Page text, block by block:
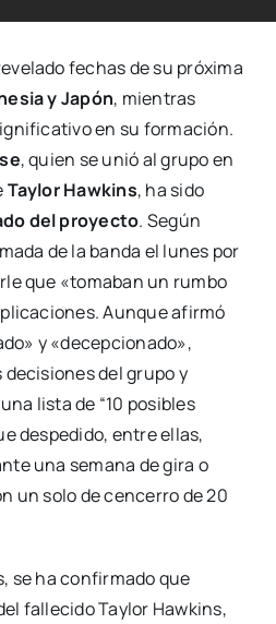
fechas de su próxima
y Japón, mientras
en su formación.
, quien se unió al grupo en
Taylor Hawkins, ha sido
del proyecto. Según
de la banda el lunes por
que «tomaban un rumbo
Aunque afirmó
y «decepcionado»,
decisiones del grupo y
lista de “10 posibles
despedido, entre ellas,
una semana de gira o
un solo de cencerro de 20
se ha confirmado que
fallecido Taylor Hawkins,